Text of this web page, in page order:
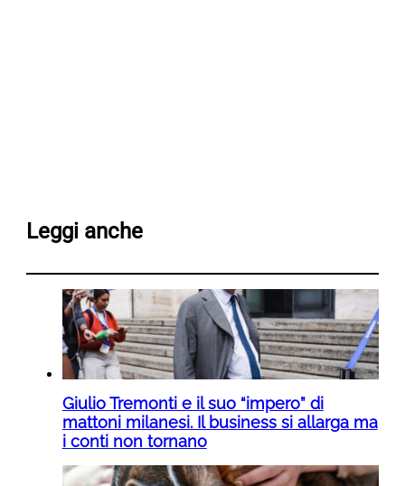
Leggi anche
Giulio Tremonti e il suo “impero” di
mattoni milanesi. Il business si allarga ma
i conti non tornano